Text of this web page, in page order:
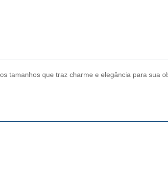
tamanhos que traz charme e elegância para sua